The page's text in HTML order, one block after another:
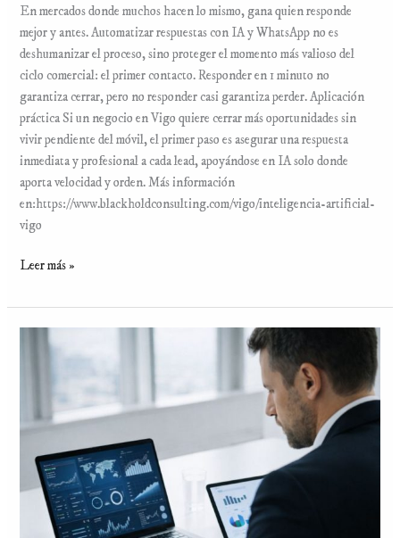
En mercados donde muchos hacen lo mismo, gana quien responde
mejor y antes. Automatizar respuestas con IA y WhatsApp no es
deshumanizar el proceso, sino proteger el momento más valioso del
ciclo comercial: el primer contacto. Responder en 1 minuto no
garantiza cerrar, pero no responder casi garantiza perder. Aplicación
práctica Si un negocio en Vigo quiere cerrar más oportunidades sin
vivir pendiente del móvil, el primer paso es asegurar una respuesta
inmediata y profesional a cada lead, apoyándose en IA solo donde
aporta velocidad y orden. Más información
en:https://www.blackholdconsulting.com/vigo/inteligencia-artificial-
vigo
Leer más »
pymes:
costes,
más
control